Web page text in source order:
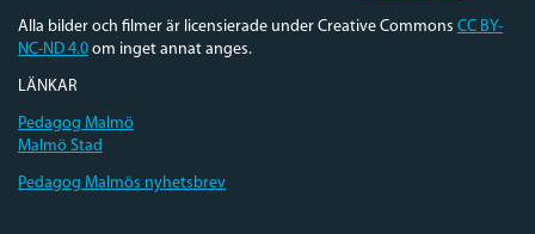
Alla bilder och filmer är licensierade under Creative Commons CC BY-
NC-ND 4.0 om inget annat anges.
LÄNKAR
Pedagog Malmö
Malmö Stad
Pedagog Malmös nyhetsbrev